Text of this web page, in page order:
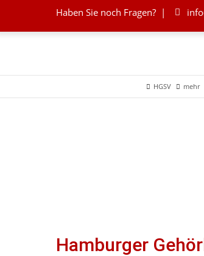
Haben Sie noch Fragen? |
HGSV mehr
Hamburger